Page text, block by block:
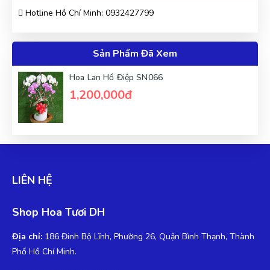
TL
Thúy Liễu
(Đánh giá 2 năm trước)
Mua bao nhiều cũng được miễn ship. quá đã
TB
Hotline Hồ Chí Minh: 0932427799
Sản Phẩm Đã Xem
Hoa Lan Hồ Điệp SN066
1,200,000đ
LIÊN HỆ
Shop Hoa Tươi DH
Địa chỉ: 186 Đinh Bộ Lĩnh, Phường 26, Quận Bình Thạnh, Thành
Phố Hồ Chí Minh.